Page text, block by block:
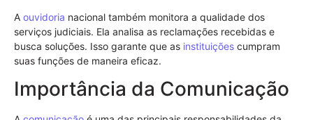
A ouvidoria nacional também monitora a qualidade dos
serviços judiciais. Ela analisa as reclamações recebidas e
busca soluções. Isso garante que as instituições cumpram
suas funções de maneira eficaz.
Importância da Comunicação